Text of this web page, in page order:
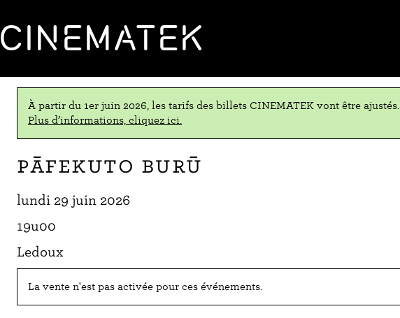
CINEMATEK
À partir du 1er juin 2026, les tarifs des billets CINEMATEK vont être ajustés.
Plus d’informations, cliquez ici.
Pāfekuto Burū
lundi 29 juin 2026
19u00
Ledoux
La vente n'est pas activée pour ces événements.